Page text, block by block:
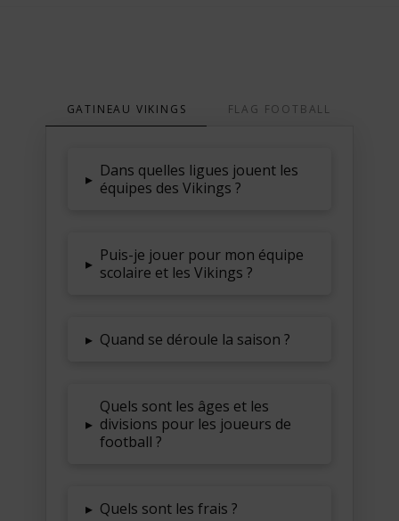
GATINEAU VIKINGS FLAG FOOTBALL
▸ Dans quelles ligues jouent les
équipes des Vikings ?
▸ Puis-je jouer pour mon équipe
scolaire et les Vikings ?
▸ Quand se déroule la saison ?
▸
Quels sont les âges et les
divisions pour les joueurs de
football ?
▸ Quels sont les frais ?